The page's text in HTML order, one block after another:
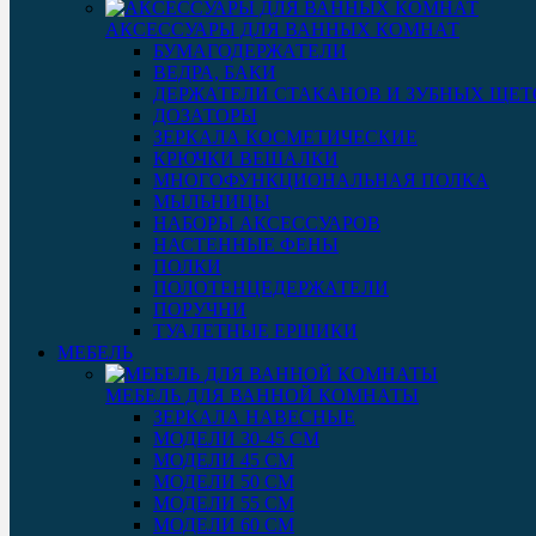
АКСЕССУАРЫ ДЛЯ ВАННЫХ КОМНАТ
БУМАГОДЕРЖАТЕЛИ
ВЕДРА, БАКИ
ДЕРЖАТЕЛИ СТАКАНОВ И ЗУБНЫХ
ДОЗАТОРЫ
ЗЕРКАЛА КОСМЕТИЧЕСКИЕ
КРЮЧКИ ВЕШАЛКИ
МНОГОФУНКЦИОНАЛЬНАЯ ПОЛКА
МЫЛЬНИЦЫ
НАБОРЫ АКСЕССУАРОВ
НАСТЕННЫЕ ФЕНЫ
ПОЛКИ
ПОЛОТЕНЦЕДЕРЖАТЕЛИ
ПОРУЧНИ
ТУАЛЕТНЫЕ ЕРШИКИ
МЕБЕЛЬ
МЕБЕЛЬ ДЛЯ ВАННОЙ КОМНАТЫ
ЗЕРКАЛА НАВЕСНЫЕ
МОДЕЛИ 30-45 СМ
МОДЕЛИ 45 СМ
МОДЕЛИ 50 СМ
МОДЕЛИ 55 СМ
МОДЕЛИ 60 СМ